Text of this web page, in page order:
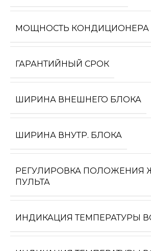
МОЩНОСТЬ КОНДИЦИОНЕРА
ГАРАНТИЙНЫЙ СРОК
ШИРИНА ВНЕШНЕГО БЛОКА
ШИРИНА ВНУТР. БЛОКА
РЕГУЛИРОВКА ПОЛОЖЕНИЯ
ПУЛЬТА
ИНДИКАЦИЯ ТЕМПЕРАТУРЫ